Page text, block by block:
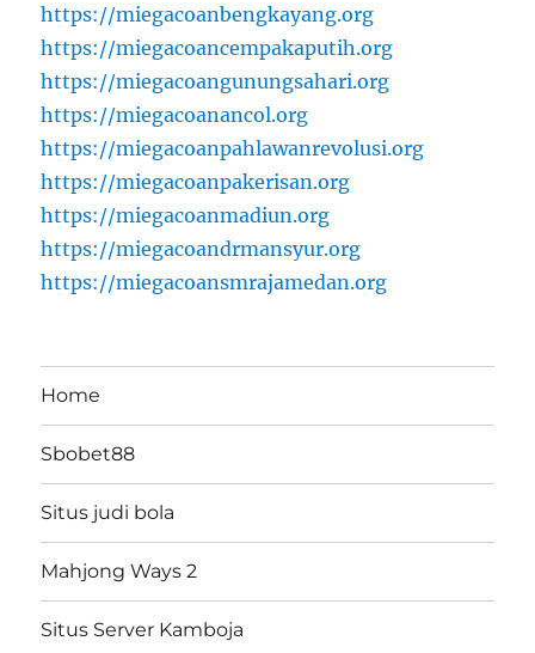
https://miegacoanbengkayang.org
https://miegacoancempakaputih.org
https://miegacoangunungsahari.org
https://miegacoanancol.org
https://miegacoanpahlawanrevolusi.org
https://miegacoanpakerisan.org
https://miegacoanmadiun.org
https://miegacoandrmansyur.org
https://miegacoansmrajamedan.org
Home
Sbobet88
Situs judi bola
Mahjong Ways 2
Situs Server Kamboja